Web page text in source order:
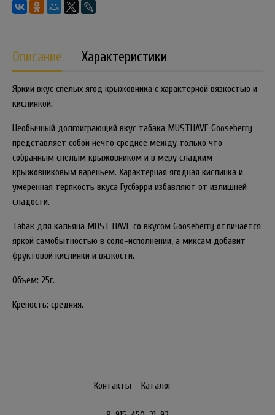
Описание Характеристики
Яркий вкус спелых ягод крыжовника с характерной вязкостью и
кислинкой.
Необычный долгоиграющий вкус табака MUSTHAVE Gooseberry
представляет собой нечто среднее между только что
собранным спелым крыжовником и в меру сладким
крыжовниковым вареньем. Характерная ягодная кислинка и
умеренная терпкость вкуса Гусбэрри избавляют от излишней
сладости.
Табак для кальяна MUST HAVE со вкусом Gooseberry отличается
яркой самобытностью в соло-исполнении, а миксам добавит
фруктовой кислинки и вязкости.
Объем: 25г.
Крепость: средняя.
Контакты Каталог